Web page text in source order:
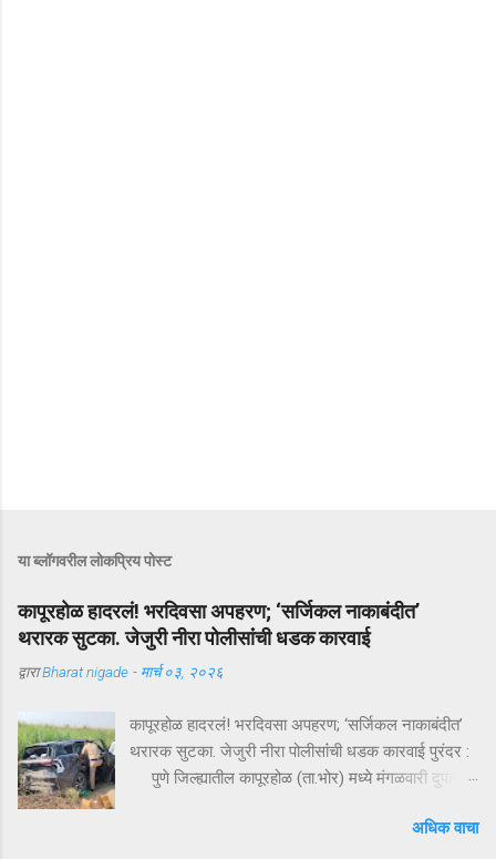
या ब्लॉगवरील लोकप्रिय पोस्ट
कापूरहोळ हादरलं! भरदिवसा अपहरण; ‘सर्जिकल नाकाबंदीत’
थरारक सुटका. जेजुरी नीरा पोलीसांंची धडक कारवाई
द्वाराBharat nigade - मार्च ०३, २०२६
कापूरहोळ हादरलं! भरदिवसा अपहरण; ‘सर्जिकल नाकाबंदीत’
थरारक सुटका. जेजुरी नीरा पोलीसांंची धडक कारवाई पुरंदर :
पुणे जिल्ह्यातील कापूरहोळ (ता.भोर) मध्ये मंगळवारी दुपारी
अक्षरशः हादरवून सोडलं. एका नामांकित व्यापाऱ्याच्या १८ वर्षीय
अधिक वाचा